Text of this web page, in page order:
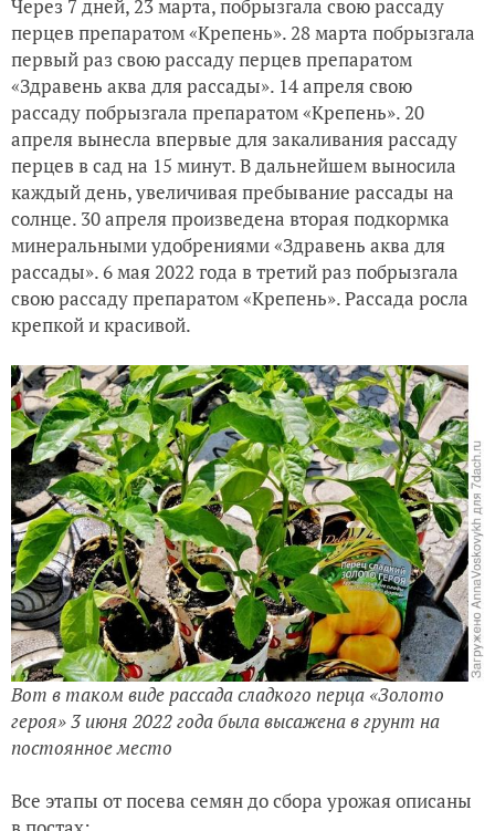
Через 7 дней, 23 марта, побрызгала свою рассаду
перцев препаратом «Крепень». 28 марта побрызгала
первый раз свою рассаду перцев препаратом
«Здравень аква для рассады». 14 апреля свою
рассаду побрызгала препаратом «Крепень». 20
апреля вынесла впервые для закаливания рассаду
перцев в сад на 15 минут. В дальнейшем выносила
каждый день, увеличивая пребывание рассады на
солнце. 30 апреля произведена вторая подкормка
минеральными удобрениями «Здравень аква для
рассады». 6 мая 2022 года в третий раз побрызгала
свою рассаду препаратом «Крепень». Рассада росла
крепкой и красивой.
Вот в таком виде рассада сладкого перца «Золото
героя» 3 июня 2022 года была высажена в грунт на
постоянное место
Все этапы от посева семян до сбора урожая описаны